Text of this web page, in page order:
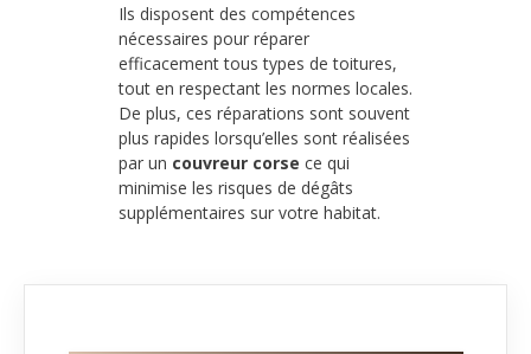
Ils disposent des compétences
nécessaires pour réparer
efficacement tous types de toitures,
tout en respectant les normes locales.
De plus, ces réparations sont souvent
plus rapides lorsqu’elles sont réalisées
par un couvreur corse ce qui
minimise les risques de dégâts
supplémentaires sur votre habitat.